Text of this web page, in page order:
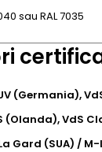
sau RAL 7035
(Germania),
(Olanda), VdS
Gard (SUA) /